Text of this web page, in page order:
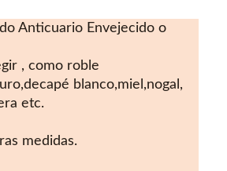
Anticuario Envejecido o
, como roble
blanco,miel,nogal,
etc.
medidas.